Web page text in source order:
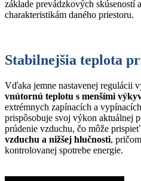
základe prevádzkových skúseností
charakteristikám daného priestoru.
Stabilnejšia teplota
Vďaka jemne nastavenej regulácii
vnútornú teplotu s menšími
extrémnych zapínacích a
prispôsobuje svoj výkon aktuálnej
prúdenie vzduchu, čo môže
vzduchu a nižšej hlučnosti,
kontrolovanej spotrebe energie.